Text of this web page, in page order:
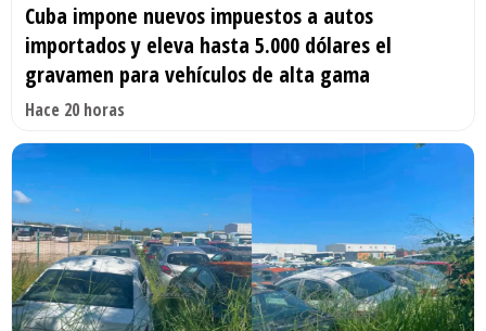
Cuba impone nuevos impuestos a autos
importados y eleva hasta 5.000 dólares el
gravamen para vehículos de alta gama
Hace 20 horas